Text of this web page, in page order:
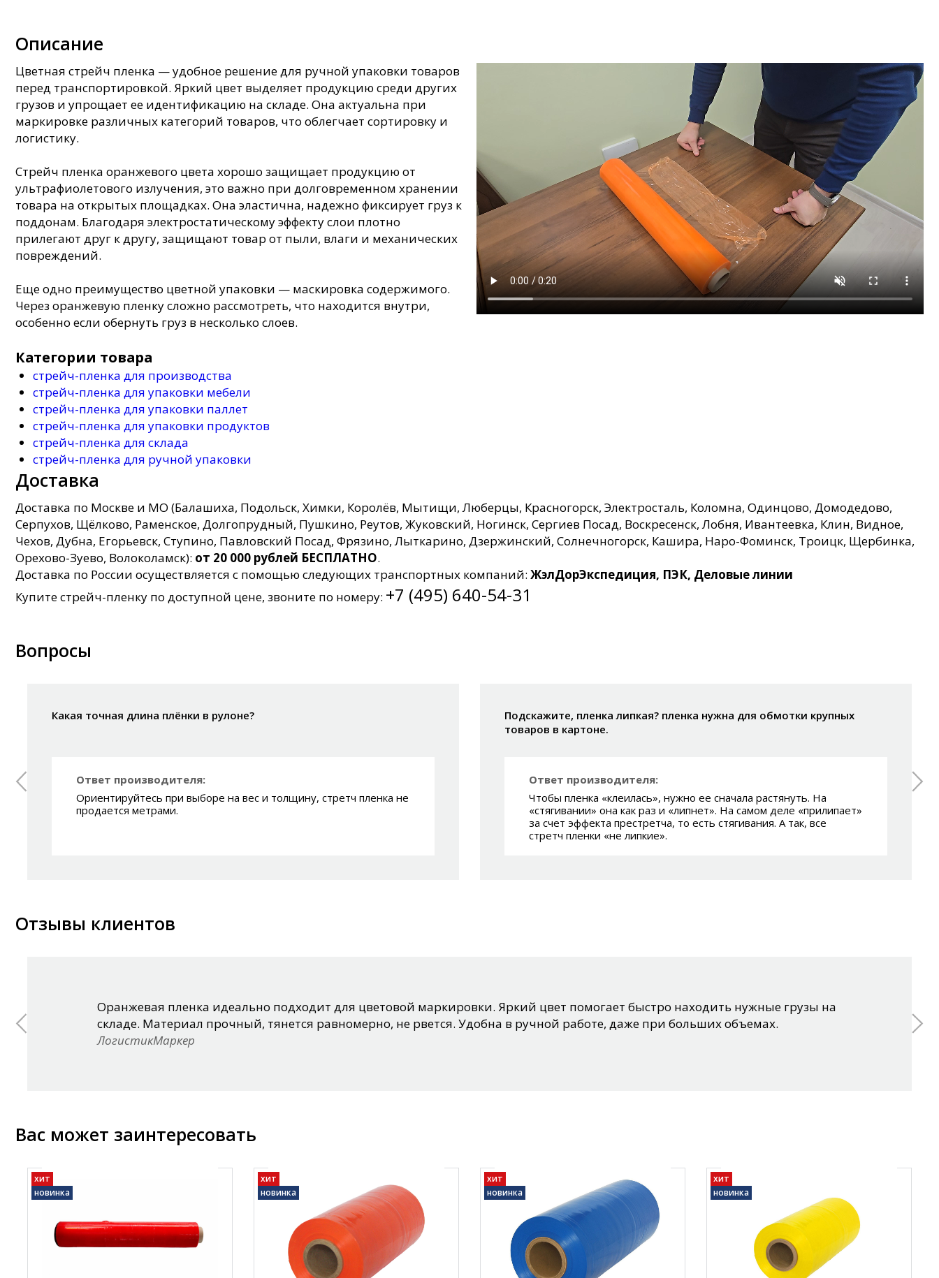
Описание
Цветная стрейч пленка — удобное решение для ручной упаковки товаров
перед транспортировкой. Яркий цвет выделяет продукцию среди других
грузов и упрощает ее идентификацию на складе. Она актуальна при
маркировке различных категорий товаров, что облегчает сортировку и
логистику.
Стрейч пленка оранжевого цвета хорошо защищает продукцию от
ультрафиолетового излучения, это важно при долговременном хранении
товара на открытых площадках. Она эластична, надежно фиксирует груз к
поддонам. Благодаря электростатическому эффекту слои плотно
прилегают друг к другу, защищают товар от пыли, влаги и механических
повреждений.
Еще одно преимущество цветной упаковки — маскировка содержимого.
Через оранжевую пленку сложно рассмотреть, что находится внутри,
особенно если обернуть груз в несколько слоев.
Категории товара
стрейч-пленка для производства
стрейч-пленка для упаковки мебели
стрейч-пленка для упаковки паллет
стрейч-пленка для упаковки продуктов
стрейч-пленка для склада
стрейч-пленка для ручной упаковки
Доставка
Доставка по Москве и МО (Балашиха, Подольск, Химки, Королёв, Мытищи, Люберцы, Красногорск, Электросталь, Коломна, Одинцово, Домодедово,
Серпухов, Щёлково, Раменское, Долгопрудный, Пушкино, Реутов, Жуковский, Ногинск, Сергиев Посад, Воскресенск, Лобня, Ивантеевка, Клин, Видное,
Чехов, Дубна, Егорьевск, Ступино, Павловский Посад, Фрязино, Лыткарино, Дзержинский, Солнечногорск, Кашира, Наро-Фоминск, Троицк, Щербинка,
Орехово-Зуево, Волоколамск): от 20 000 рублей БЕСПЛАТНО.
Доставка по России осуществляется с помощью следующих транспортных компаний: ЖэлДорЭкспедиция, ПЭК, Деловые линии
Купите стрейч-пленку по доступной цене, звоните по номеру: +7 (495) 640-54-31
Вопросы
Какая точная длина плёнки в рулоне?
Ответ производителя:
Ориентируйтесь при выборе на вес и толщину, стретч пленка не
продается метрами.
Подскажите, пленка липкая? пленка нужна для обмотки крупных
товаров в картоне.
Ответ производителя:
Чтобы пленка «клеилась», нужно ее сначала растянуть. На
«стягивании» она как раз и «липнет». На самом деле «прилипает»
за счет эффекта престретча, то есть стягивания. А так, все
стретч пленки «не липкие».
Отзывы клиентов
Оранжевая пленка идеально подходит для цветовой маркировки. Яркий цвет помогает быстро находить нужные грузы на
складе. Материал прочный, тянется равномерно, не рвется. Удобна в ручной работе, даже при больших объемах.
ЛогистикМаркер
Вас может заинтересовать
хит
новинка
хит
новинка
хит
новинка
хит
новинка